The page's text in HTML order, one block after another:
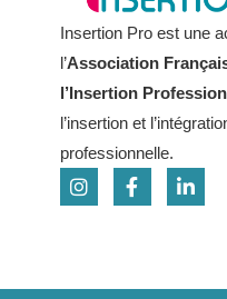
Insertion Pro est une
l’Association
l’Insertion
l’insertion et
professionnelle.